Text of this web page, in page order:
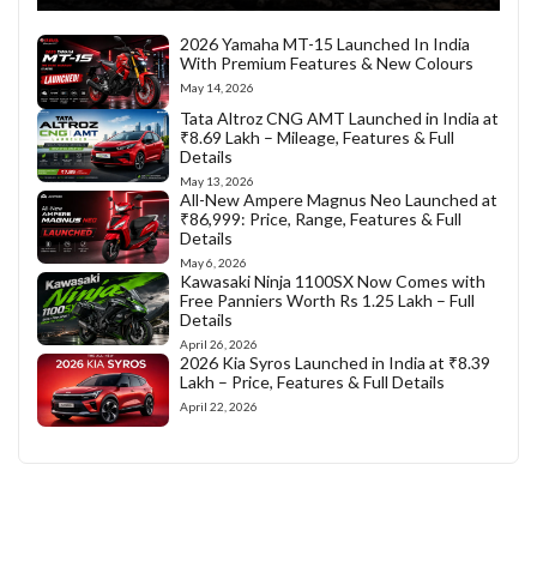
2026 Yamaha MT-15 Launched In India
With Premium Features & New Colours
May 14, 2026
Tata Altroz CNG AMT Launched in India at
₹8.69 Lakh – Mileage, Features & Full
Details
May 13, 2026
All-New Ampere Magnus Neo Launched at
₹86,999: Price, Range, Features & Full
Details
May 6, 2026
Kawasaki Ninja 1100SX Now Comes with
Free Panniers Worth Rs 1.25 Lakh – Full
Details
April 26, 2026
2026 Kia Syros Launched in India at ₹8.39
Lakh – Price, Features & Full Details
April 22, 2026